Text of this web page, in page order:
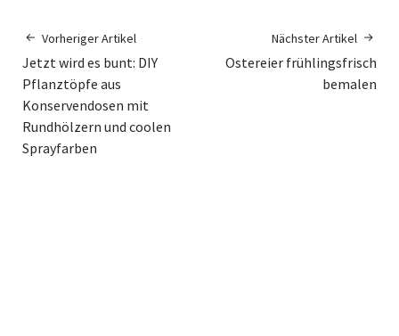
Vorheriger Artikel
Jetzt wird es bunt: DIY
Pflanztöpfe aus
Konservendosen mit
Rundhölzern und coolen
Sprayfarben
Nächster Artikel
Ostereier frühlingsfrisch
bemalen